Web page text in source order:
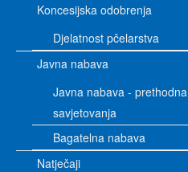
Koncesijska odobrenja
Djelatnost pčelarstva
Javna nabava
Javna nabava - prethodna
savjetovanja
Bagatelna nabava
Natječaji